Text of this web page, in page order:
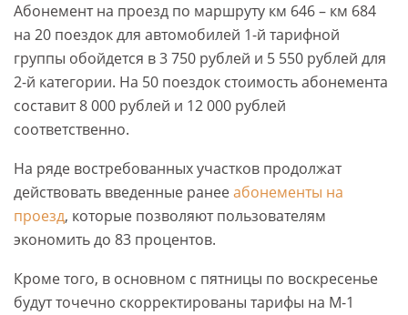
Абонемент на проезд по маршруту км 646 – км 684
на 20 поездок для автомобилей 1-й тарифной
группы обойдется в 3 750 рублей и 5 550 рублей для
2-й категории. На 50 поездок стоимость абонемента
составит 8 000 рублей и 12 000 рублей
соответственно.
На ряде востребованных участков продолжат
действовать введенные ранееабонементы на
проезд, которые позволяют пользователям
экономить до 83 процентов.
Кроме того, в основном с пятницы по воскресенье
будут точечно скорректированы тарифы на М-1